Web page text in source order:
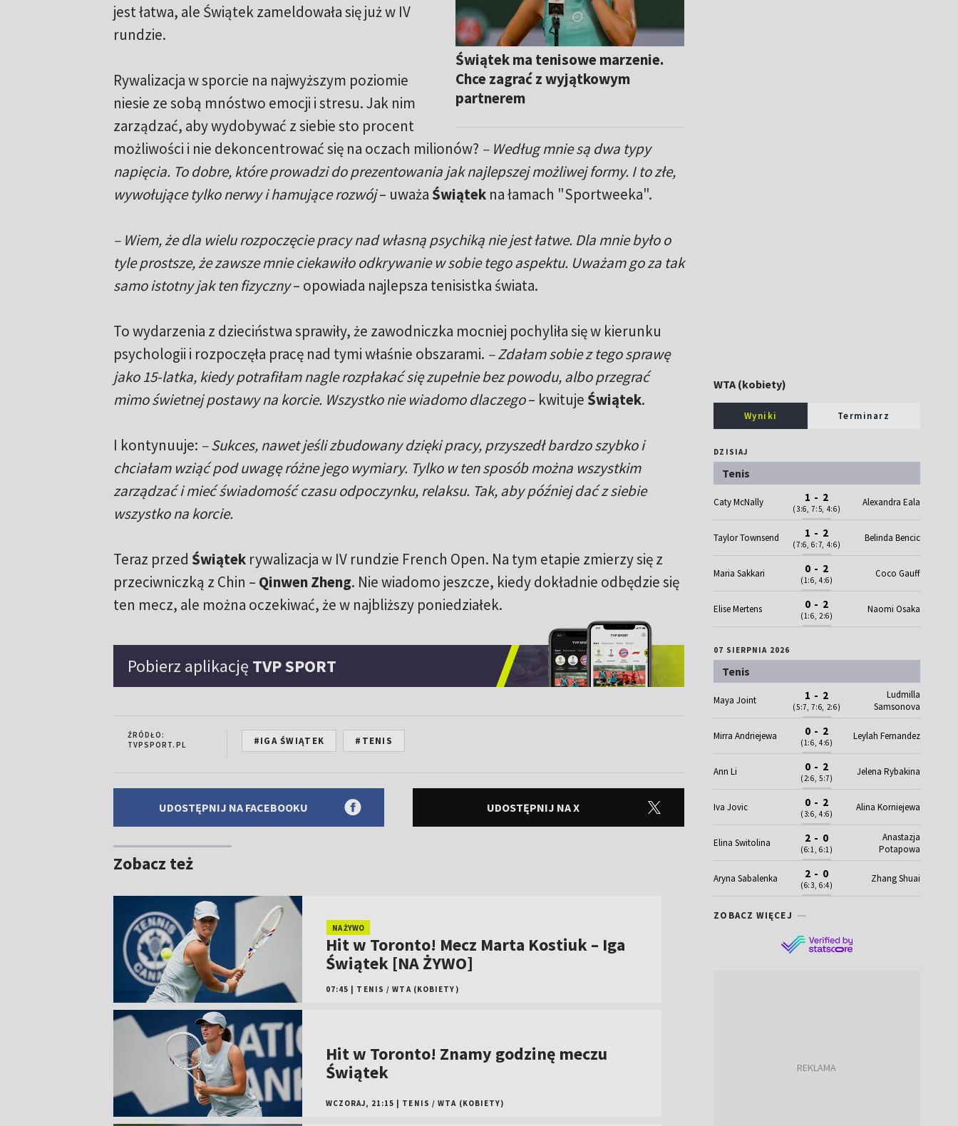
Świątek ma tenisowe marzenie.
Chce zagrać z wyjątkowym
partnerem
jest łatwa, ale Świątek zameldowała się już w IV
rundzie.
Rywalizacja w sporcie na najwyższym poziomie
niesie ze sobą mnóstwo emocji i stresu. Jak nim
zarządzać, aby wydobywać z siebie sto procent
możliwości i nie dekoncentrować się na oczach milionów? – Według mnie są dwa typy
napięcia. To dobre, które prowadzi do prezentowania jak najlepszej możliwej formy. I to złe,
wywołujące tylko nerwy i hamujące rozwój– uważa Świątekna łamach "Sportweeka".
– Wiem, że dla wielu rozpoczęcie pracy nad własną psychiką nie jest łatwe. Dla mnie było o
tyle prostsze, że zawsze mnie ciekawiło odkrywanie w sobie tego aspektu. Uważam go za tak
samo istotny jak ten fizyczny– opowiada najlepsza tenisistka świata.
To wydarzenia z dzieciństwa sprawiły, że zawodniczka mocniej pochyliła się w kierunku
psychologii i rozpoczęła pracę nad tymi właśnie obszarami. – Zdałam sobie z tego sprawę
jako 15-latka, kiedy potrafiłam nagle rozpłakać się zupełnie bez powodu, albo przegrać
mimo świetnej postawy na korcie. Wszystko nie wiadomo dlaczego– kwituje Świątek.
I kontynuuje: – Sukces, nawet jeśli zbudowany dzięki pracy, przyszedł bardzo szybko i
chciałam wziąć pod uwagę różne jego wymiary. Tylko w ten sposób można wszystkim
zarządzać i mieć świadomość czasu odpoczynku, relaksu. Tak, aby później dać z siebie
wszystko na korcie.
Teraz przed Świątekrywalizacja w IV rundzie French Open. Na tym etapie zmierzy się z
przeciwniczką z Chin – Qinwen Zheng. Nie wiadomo jeszcze, kiedy dokładnie odbędzie się
ten mecz, ale można oczekiwać, że w najbliższy poniedziałek.
Pobierz aplikację TVP SPORT
ŹRÓDŁO:
TVPSPORT.PL
#IGA ŚWIĄTEK #TENIS
UDOSTĘPNIJ NA FACEBOOKU UDOSTĘPNIJ NA X
Zobacz też
NA ŻYWO
Hit w Toronto! Mecz Marta Kostiuk – Iga
Świątek [NA ŻYWO]
07:45 TENIS / WTA (KOBIETY)
Hit w Toronto! Znamy godzinę meczu
Świątek
WCZORAJ, 21:15 TENIS / WTA (KOBIETY)
WTA (kobiety)
Wyniki Terminarz
DZISIAJ
Tenis
Caty McNally 1 - 2
(3:6, 7:5, 4:6)
Alexandra Eala
Taylor Townsend 1 - 2
(7:6, 6:7, 4:6)
Belinda Bencic
Maria Sakkari 0 - 2
(1:6, 4:6)
Coco Gauff
Elise Mertens 0 - 2
(1:6, 2:6)
Naomi Osaka
07 SIERPNIA 2026
Tenis
Maya Joint 1 - 2
(5:7, 7:6, 2:6)
Ludmilla
Samsonova
Mirra Andriejewa 0 - 2
(1:6, 4:6)
Leylah Fernandez
Ann Li 0 - 2
(2:6, 5:7)
Jelena Rybakina
Iva Jovic 0 - 2
(3:6, 4:6)
Alina Korniejewa
Elina Switolina 2 - 0
(6:1, 6:1)
Anastazja
Potapowa
Aryna Sabalenka 2 - 0
(6:3, 6:4)
Zhang Shuai
ZOBACZ WIĘCEJ